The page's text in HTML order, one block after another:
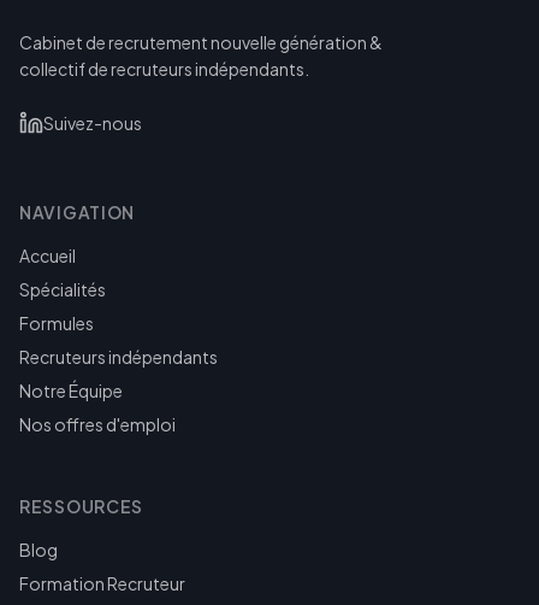
Cabinet de recrutement nouvelle génération &
collectif de recruteurs indépendants.
Suivez-nous
NAVIGATION
Accueil
Spécialités
Formules
Recruteurs indépendants
Notre Équipe
Nos offres d'emploi
RESSOURCES
Blog
Formation Recruteur